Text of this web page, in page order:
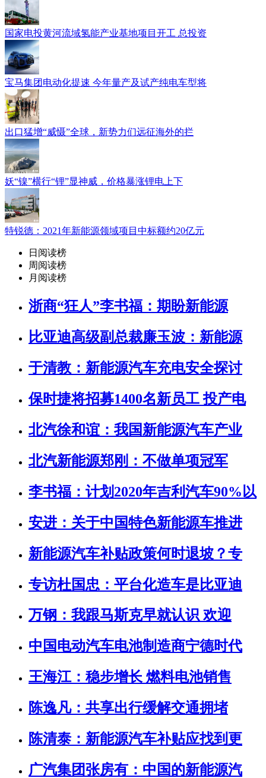
国家电投黄河流域氢能产业基地项目开工 总投资
宝马集团电动化提速 今年量产及试产纯电车型将
出口猛增“威慑”全球，新势力们远征海外的拦
妖“镍”横行“锂”显神威，价格暴涨锂电上下
特锐德：2021年新能源领域项目中标额约20亿元
日阅读榜
周阅读榜
月阅读榜
浙商“狂人”李书福：期盼新能源
比亚迪高级副总裁廉玉波：新能源
于清教：新能源汽车充电安全探讨
保时捷将招募1400名新员工 投产电
北汽徐和谊：我国新能源汽车产业
北汽新能源郑刚：不做单项冠军
李书福：计划2020年吉利汽车90%以
安进：关于中国特色新能源车推进
新能源汽车补贴政策何时退坡？专
专访杜国忠：平台化造车是比亚迪
万钢：我跟马斯克早就认识 欢迎
中国电动汽车电池制造商宁德时代
王海江：稳步增长 燃料电池销售
陈逸凡：共享出行缓解交通拥堵
陈清泰：新能源汽车补贴应找到更
广汽集团张房有：中国的新能源汽